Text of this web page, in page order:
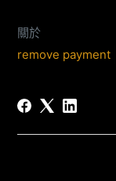
關於
remove payment